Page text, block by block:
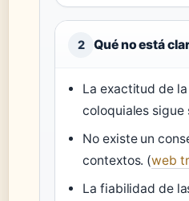
2 Qué no está
La exactitud de
coloquiales sigue
No existe un
contextos. (web
La fiabilidad de